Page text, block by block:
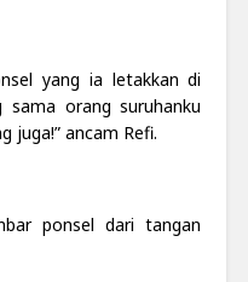
yang ia letakkan di
orang suruhanku
juga!” ancam Refi.
ponsel dari tangan